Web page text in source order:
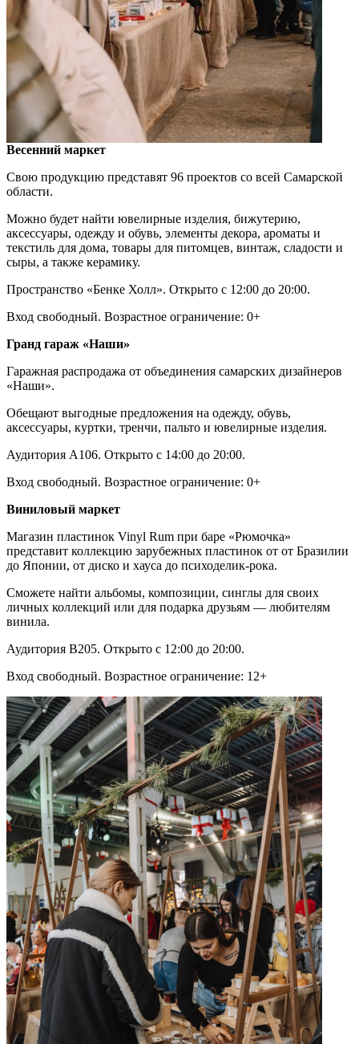
Весенний маркет
Свою продукцию представят 96 проектов со всей Самарской
области.
Можно будет найти ювелирные изделия, бижутерию,
аксессуары, одежду и обувь, элементы декора, ароматы и
текстиль для дома, товары для питомцев, винтаж, сладости и
сыры, а также керамику.
Пространство «Бенке Холл». Открыто с 12:00 до 20:00.
Вход свободный. Возрастное ограничение: 0+
Гранд гараж «Наши»
Гаражная распродажа от объединения самарских дизайнеров
«Наши».
Обещают выгодные предложения на одежду, обувь,
аксессуары, куртки, тренчи, пальто и ювелирные изделия.
Аудитория А106. Открыто с 14:00 до 20:00.
Вход свободный. Возрастное ограничение: 0+
Виниловый маркет
Магазин пластинок Vinyl Rum при баре «Рюмочка»
представит коллекцию зарубежных пластинок от от Бразилии
до Японии, от диско и хауса до психоделик-рока.
Сможете найти альбомы, композиции, синглы для своих
личных коллекций или для подарка друзьям — любителям
винила.
Аудитория В205. Открыто с 12:00 до 20:00.
Вход свободный. Возрастное ограничение: 12+